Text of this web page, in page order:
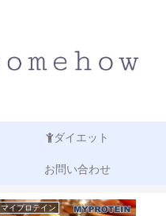
ダイエット
お問い合わせ
マイプロテイン